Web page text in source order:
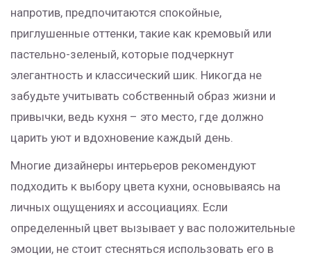
напротив, предпочитаются спокойные,
приглушенные оттенки, такие как кремовый или
пастельно-зеленый, которые подчеркнут
элегантность и классический шик. Никогда не
забудьте учитывать собственный образ жизни и
привычки, ведь кухня – это место, где должно
царить уют и вдохновение каждый день.
Многие дизайнеры интерьеров рекомендуют
подходить к выбору цвета кухни, основываясь на
личных ощущениях и ассоциациях. Если
определенный цвет вызывает у вас положительные
эмоции, не стоит стесняться использовать его в